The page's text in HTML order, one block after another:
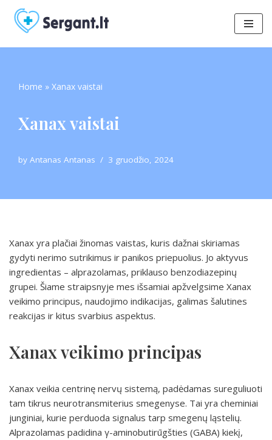
Skip
to
Home » Xanax vaistai
Xanax vaistai
by Antanas Antanas 3 gruodžio, 2024
Xanax yra plačiai žinomas vaistas, kuris dažnai skiriamas
gydyti nerimo sutrikimus ir panikos priepuolius. Jo aktyvus
ingredientas – alprazolamas, priklauso benzodiazepinų
grupei. Šiame straipsnyje mes išsamiai apžvelgsime Xanax
veikimo principus, naudojimo indikacijas, galimas šalutines
reakcijas ir kitus svarbius aspektus.
Xanax veikimo principas
Xanax veikia centrinę nervų sistemą, padėdamas sureguliuoti
tam tikrus neurotransmiterius smegenyse. Tai yra cheminiai
junginiai, kurie perduoda signalus tarp smegenų ląstelių.
Alprazolamas padidina γ-aminobutirūgšties (GABA) kiekį,